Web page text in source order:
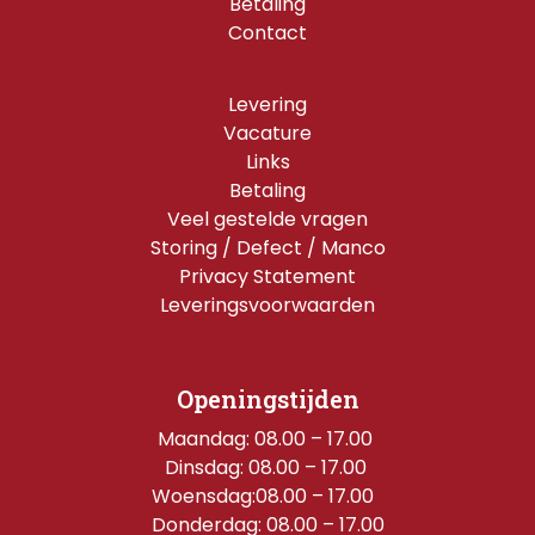
Contact
Levering
Vacature
Links
Betaling
Veel gestelde vragen
Storing / Defect / Manco
Privacy Statement
Leveringsvoorwaarden
Openingstijden
Maandag: 08.00 – 17.00
Dinsdag: 08.00 – 17.00
Woensdag:08.00 – 17.00
Donderdag: 08.00 – 17.00